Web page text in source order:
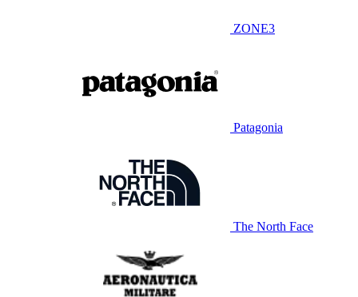
ZONE3
Patagonia
The North Face